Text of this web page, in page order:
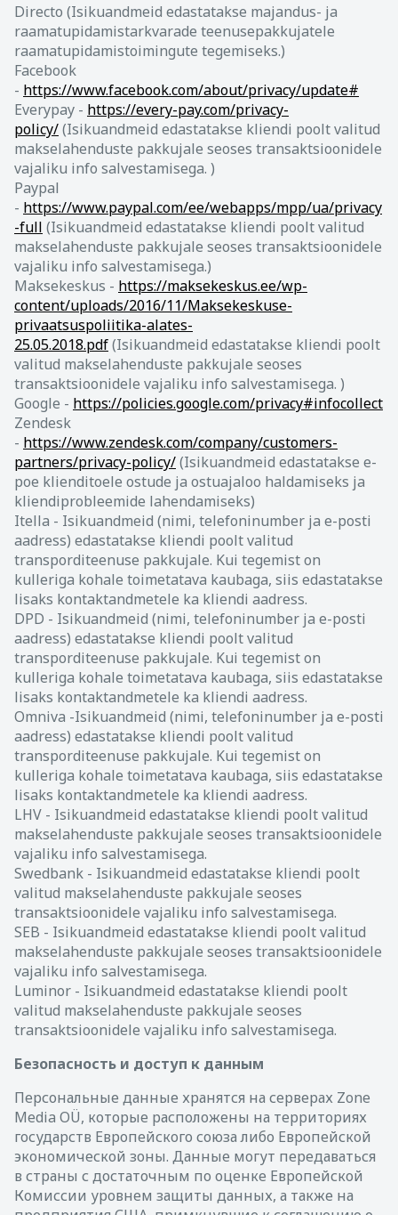
Directo (Isikuandmeid edastatakse majandus- ja
raamatupidamistarkvarade teenusepakkujatele
raamatupidamistoimingute tegemiseks.)
Facebook
- https://www.facebook.com/about/privacy/update#
Everypay - https://every-pay.com/privacy-
policy/(Isikuandmeid edastatakse kliendi poolt valitud
makselahenduste pakkujale seoses transaktsioonidele
vajaliku info salvestamisega. )
Paypal
- https://www.paypal.com/ee/webapps/mpp/ua/privacy
-full (Isikuandmeid edastatakse kliendi poolt valitud
makselahenduste pakkujale seoses transaktsioonidele
vajaliku info salvestamisega.)
Maksekeskus - https://maksekeskus.ee/wp-
content/uploads/2016/11/Maksekeskuse-
privaatsuspoliitika-alates-
25.05.2018.pdf(Isikuandmeid edastatakse kliendi poolt
valitud makselahenduste pakkujale seoses
transaktsioonidele vajaliku info salvestamisega. )
Google - https://policies.google.com/privacy#infocollect
Zendesk
- https://www.zendesk.com/company/customers-
partners/privacy-policy/(Isikuandmeid edastatakse e-
poe klienditoele ostude ja ostuajaloo haldamiseks ja
kliendiprobleemide lahendamiseks)
Itella - Isikuandmeid (nimi, telefoninumber ja e-posti
aadress) edastatakse kliendi poolt valitud
transporditeenuse pakkujale. Kui tegemist on
kulleriga kohale toimetatava kaubaga, siis edastatakse
lisaks kontaktandmetele ka kliendi aadress.
DPD - Isikuandmeid (nimi, telefoninumber ja e-posti
aadress) edastatakse kliendi poolt valitud
transporditeenuse pakkujale. Kui tegemist on
kulleriga kohale toimetatava kaubaga, siis edastatakse
lisaks kontaktandmetele ka kliendi aadress.
Omniva -Isikuandmeid (nimi, telefoninumber ja e-posti
aadress) edastatakse kliendi poolt valitud
transporditeenuse pakkujale. Kui tegemist on
kulleriga kohale toimetatava kaubaga, siis edastatakse
lisaks kontaktandmetele ka kliendi aadress.
LHV - Isikuandmeid edastatakse kliendi poolt valitud
makselahenduste pakkujale seoses transaktsioonidele
vajaliku info salvestamisega.
Swedbank - Isikuandmeid edastatakse kliendi poolt
valitud makselahenduste pakkujale seoses
transaktsioonidele vajaliku info salvestamisega.
SEB - Isikuandmeid edastatakse kliendi poolt valitud
makselahenduste pakkujale seoses transaktsioonidele
vajaliku info salvestamisega.
Luminor - Isikuandmeid edastatakse kliendi poolt
valitud makselahenduste pakkujale seoses
transaktsioonidele vajaliku info salvestamisega.
Безопасность и доступ к данным
Персональные данные хранятся на серверах Zone
Media OÜ, которые расположены на территориях
государств Европейского союза либо Европейской
экономической зоны. Данные могут передаваться
в страны с достаточным по оценке Европейской
Комиссии уровнем защиты данных, а также на